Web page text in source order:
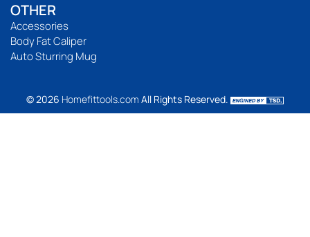
OTHER
Accessories
Body Fat Caliper
Auto Sturring Mug
© 2026 Homefittools.com All Rights Reserved.